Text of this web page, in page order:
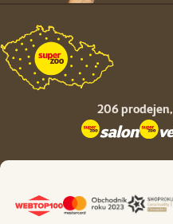
206 prodejen,